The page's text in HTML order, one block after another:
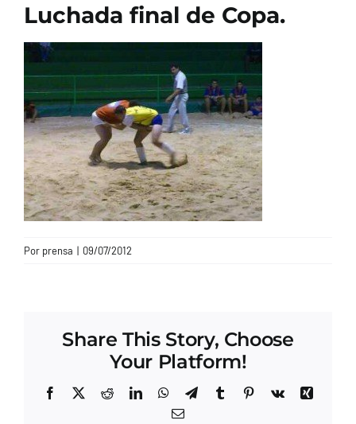
CONTACTO
Luchada final de Copa.
Por prensa | 09/07/2012
Share This Story, Choose
Your Platform!
Facebook
X RedditLinkedInWhatsApp
TelegramTumblrPinterest
Vk
Xing
Correo